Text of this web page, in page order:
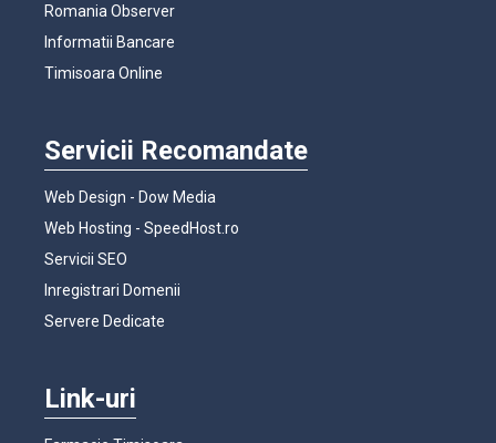
Romania Observer
Informatii Bancare
Timisoara Online
Servicii Recomandate
Web Design - Dow Media
Web Hosting - SpeedHost.ro
Servicii SEO
Inregistrari Domenii
Servere Dedicate
Link-uri